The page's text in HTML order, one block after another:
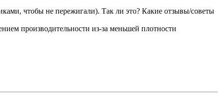
чтобы не пережигали). Так ли это? Какие отзывы/советы
производительности из-за меньшей плотности